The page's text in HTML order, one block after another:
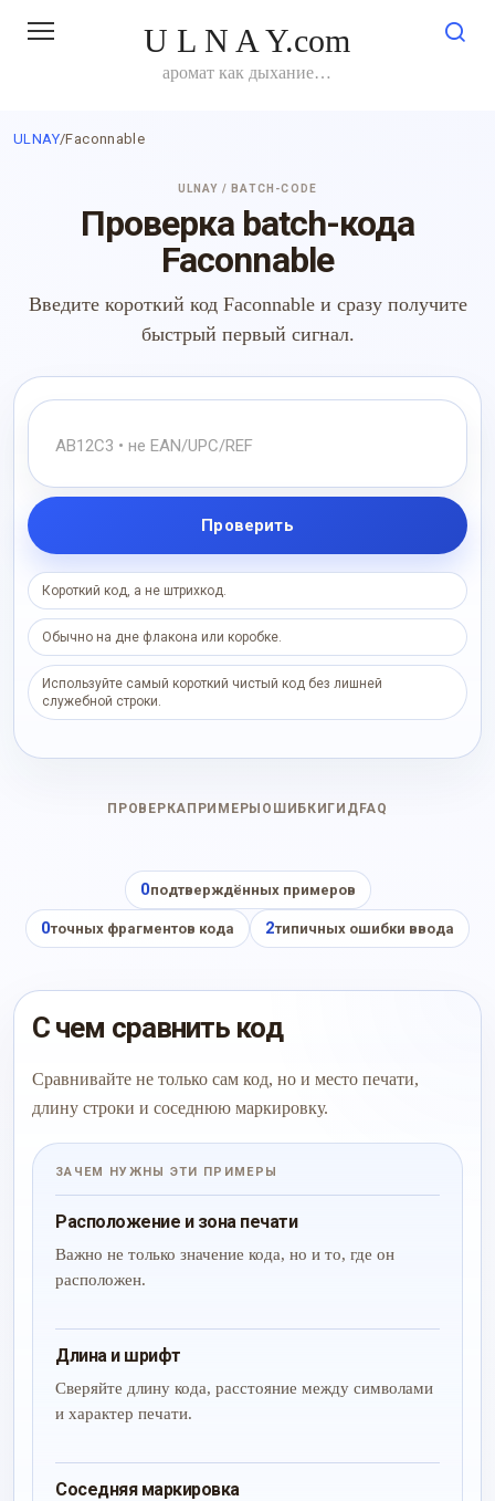
U L N A Y.com
аромат как дыхание…
ULNAY/Faconnable
ULNAY / BATCH-CODE
Проверка batch-кода
Faconnable
Введите короткий код Faconnable и сразу получите
быстрый первый сигнал.
Проверить
Короткий код, а не штрихкод.
Обычно на дне флакона или коробке.
Используйте самый короткий чистый код без лишней
служебной строки.
ПРОВЕРКА ПРИМЕРЫ ОШИБКИ ГИД FAQ
0подтверждённых примеров
0точных фрагментов кода 2типичных ошибки ввода
С чем сравнить код
Сравнивайте не только сам код, но и место печати,
длину строки и соседнюю маркировку.
ЗАЧЕМ НУЖНЫ ЭТИ ПРИМЕРЫ
Расположение и зона печати
Важно не только значение кода, но и то, где он
расположен.
Длина и шрифт
Сверяйте длину кода, расстояние между символами
и характер печати.
Соседняя маркировка